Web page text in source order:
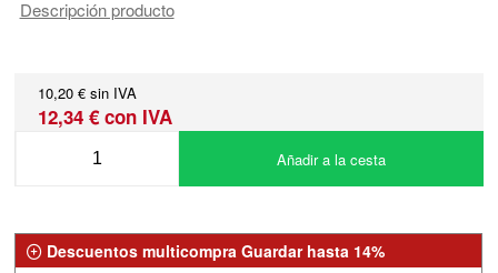
Descripción producto
10,20 € sin IVA
12,34 € con IVA
Añadir a la cesta
Descuentos multicompra Guardar hasta 14%